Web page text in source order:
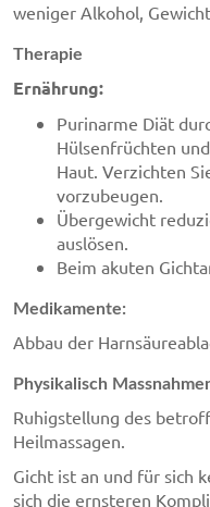
weniger Alkohol,
Therapie
Ernährung:
Purinarme Diät
Hülsenfrüchten
Haut. Verzichten
vorzubeugen.
Übergewicht
auslösen.
Beim akuten
Medikamente:
Abbau der
Physikalisch
Ruhigstellung des
Heilmassagen.
Gicht ist an und für sich
sich die ernsteren